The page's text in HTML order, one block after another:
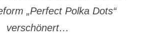
„Perfect Polka Dots“
verschönert…